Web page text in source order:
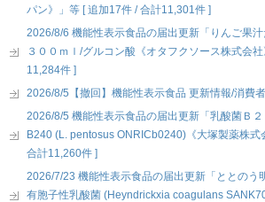
パン》」等 [ 追加17件 / 合計11,301件 ]
2026/8/6 機能性表示食品の届出更新「りんご果
３００ｍｌ/グルコン酸《オタフクソース株式会
11,284件 ]
2026/8/5【撤回】機能性表示食品 更新情報/消費
2026/8/5 機能性表示食品の届出更新「乳酸菌Ｂ
B240 (L. pentosus ONRICb0240)《大塚製薬株式
合計11,260件 ]
2026/7/23 機能性表示食品の届出更新「ととの
有胞子性乳酸菌 (Heyndrickxia coagulans